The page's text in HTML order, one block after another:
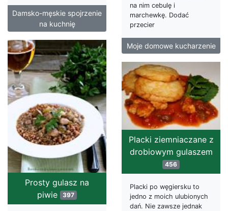
Damsko-męskie spojrzenie
na kuchnię
na nim cebulę i
marchewkę. Dodać
przecier
Moje domowe kucharzenie
Prosty gulasz na
piwie 397
Placki ziemniaczane z
drobiowym gulaszem
456
Placki po węgiersku to
jedno z moich ulubionych
dań. Nie zawsze jednak